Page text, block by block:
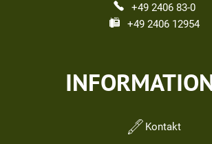
+49 2406 83-0
+49 2406 12954
Kontakt